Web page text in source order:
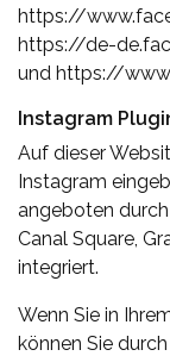
https://
https://de-
und https://
Instagram
Auf dieser
Instagram
angeboten
Canal Square,
integriert.
Wenn Sie in
können Sie